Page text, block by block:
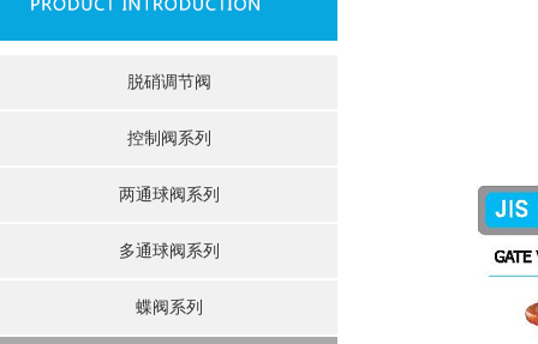
脱硝调节阀
控制阀系列
两通球阀系列
多通球阀系列
蝶阀系列